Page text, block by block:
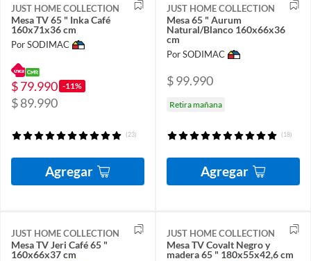
JUST HOME COLLECTION
Mesa TV 65 " Inka Café
160x71x36 cm
Por SODIMAC
$ 79.990 -11%
$ 89.990
(23)
Agregar
JUST HOME COLLECTION
Mesa 65 " Aurum
Natural/Blanco 160x66x36
cm
Por SODIMAC
$ 99.990
Retira mañana
(18)
Agregar
JUST HOME COLLECTION
Mesa TV Jeri Café 65 "
160x66x37 cm
JUST HOME COLLECTION
Mesa TV Covalt Negro y
madera 65 " 180x55x42,6 cm